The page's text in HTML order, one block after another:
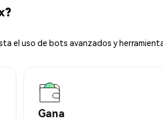
el uso de bots avanzados y
Gana